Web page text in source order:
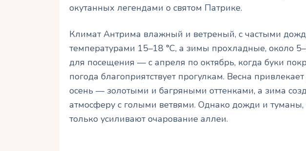
окутанных легендами о святом Патрике.
Климат Антрима влажный и ветреный, с частыми
температурами 15–18 °C, а зимы прохладные, около
для посещения — с апреля по октябрь, когда буки
погода благоприятствует прогулкам. Весна
осень — золотыми и багряными оттенками, а зима
атмосферу с голыми ветвями. Однако дожди и туманы,
только усиливают очарование аллеи.